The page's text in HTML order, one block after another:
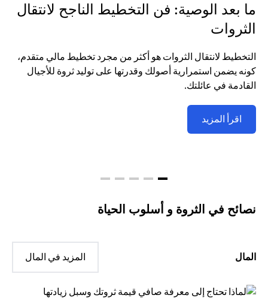
ما بعد الوصية: فن التخطيط الناجح لانتقال
الثروات
التخطيط لانتقال الثروات هو أكثر من مجرد تخطيط مالي متقدم،
كونه يضمن استمرارية أصولك وقدرتها على توليد ثروة للأجيال
القادمة في عائلتك.
اقرأ المزيد
نصائح في الثروة و أسلوب الحياة
المال المزيد في المال